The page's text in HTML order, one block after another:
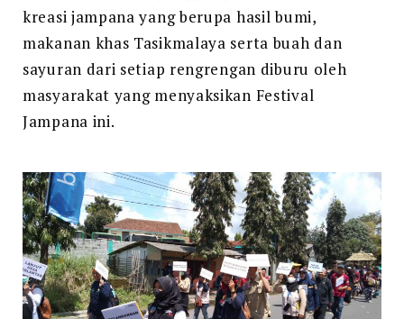
kreasi jampana yang berupa hasil bumi,
makanan khas Tasikmalaya serta buah dan
sayuran dari setiap rengrengan diburu oleh
masyarakat yang menyaksikan Festival
Jampana ini.